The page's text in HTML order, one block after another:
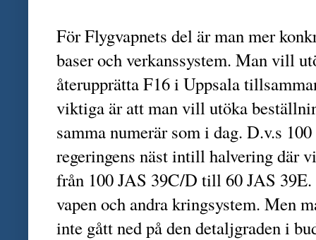
För Flygvapnets del är man mer
baser och verkanssystem. Man vill
återupprätta F16 i Uppsala
viktiga är att man vill utöka
samma numerär som i dag. D.v.s
regeringens näst intill halvering där
från 100 JAS 39C/D till 60 JAS
vapen och andra kringsystem. Men
inte gått ned på den detaljgraden i